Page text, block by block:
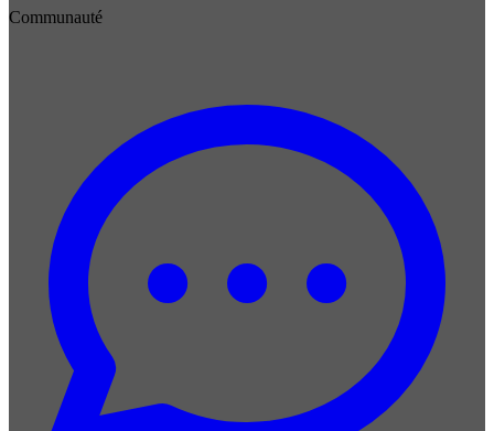
Communauté